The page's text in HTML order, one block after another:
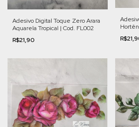
Adesivo Digital Toque Zero Arara
Aquarela Tropical | Cod. FL002
R$21,90